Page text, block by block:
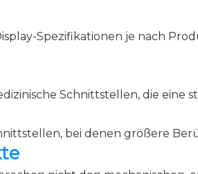
Spezifikationen je nach
Schnittstellen, die
bei denen größere